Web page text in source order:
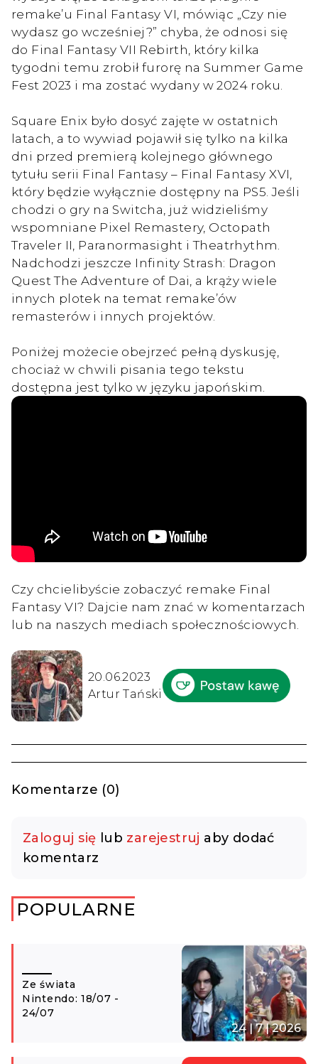
remake’u Final Fantasy VI, mówiąc „Czy nie
wydasz go wcześniej?” chyba, że odnosi się
do Final Fantasy VII Rebirth, który kilka
tygodni temu zrobił furorę na Summer Game
Fest 2023 i ma zostać wydany w 2024 roku.
Square Enix było dosyć zajęte w ostatnich
latach, a to wywiad pojawił się tylko na kilka
dni przed premierą kolejnego głównego
tytułu serii Final Fantasy – Final Fantasy XVI,
który będzie wyłącznie dostępny na PS5. Jeśli
chodzi o gry na Switcha, już widzieliśmy
wspomniane Pixel Remastery, Octopath
Traveler II, Paranormasight i Theatrhythm.
Nadchodzi jeszcze Infinity Strash: Dragon
Quest The Adventure of Dai, a krąży wiele
innych plotek na temat remake’ów
remasterów i innych projektów.
Poniżej możecie obejrzeć pełną dyskusję,
chociaż w chwili pisania tego tekstu
dostępna jest tylko w języku japońskim.
Czy chcielibyście zobaczyć remake Final
Fantasy VI? Dajcie nam znać w komentarzach
lub na naszych mediach społecznościowych.
20.06.2023
Artur Tański
Komentarze (0)
Zaloguj się lub zarejestruj aby dodać
komentarz
POPULARNE
Ze świata
Nintendo: 18/07 -
24/07
24 | 7 | 2026